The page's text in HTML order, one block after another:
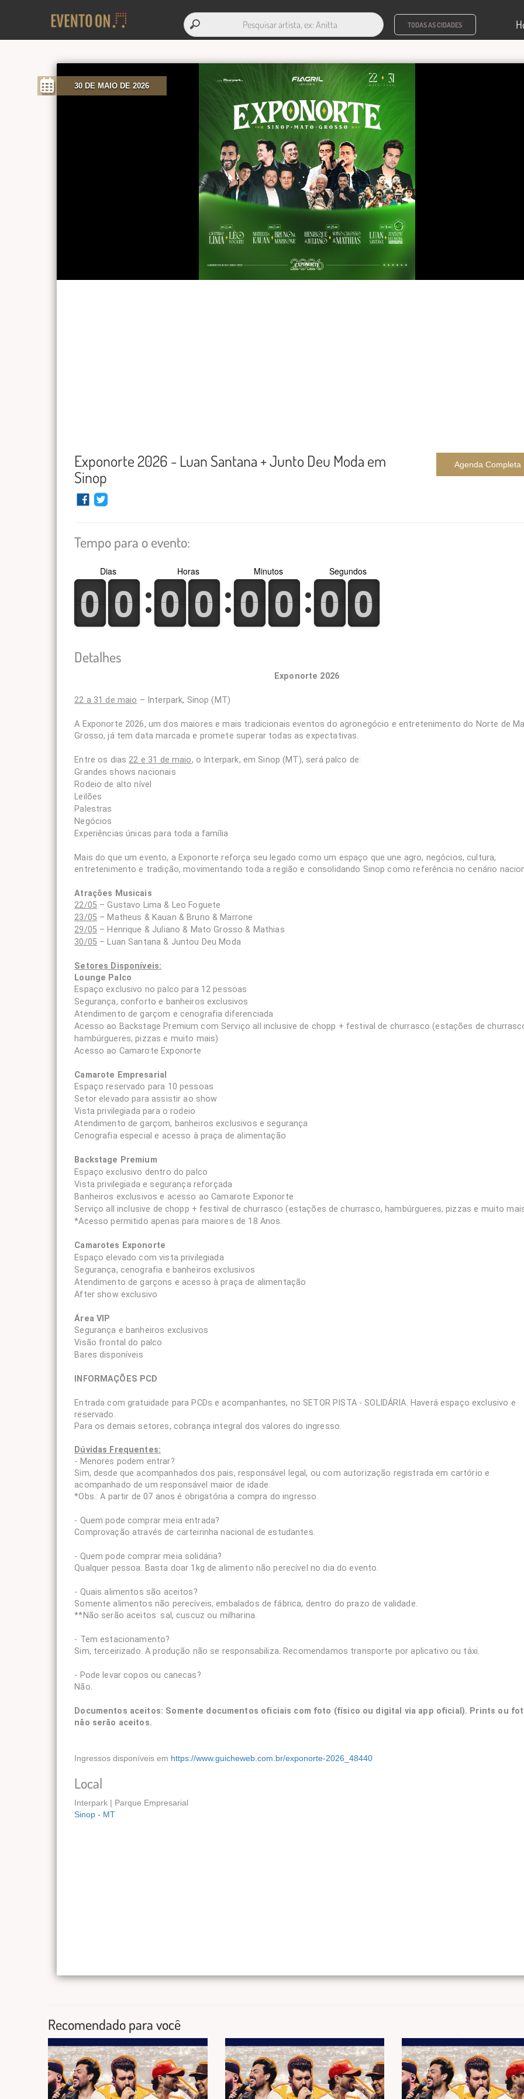
TODAS AS CIDADES
30 DE MAIO DE 2026
Exponorte 2026 - Luan Santana + Junto Deu Moda em
Sinop
Agenda Completa
Tempo para o evento:
0
0
1
1 0
0
1
1
Dias
0
0
1
1 0
0
1
1
Horas
0
0
1
1 0
0
1
1
Minutos
0
0
1
1 0
0
1
1
Segundos
Detalhes
Exponorte 2026
22 a 31 de maio – Interpark, Sinop (MT)
A Exponorte 2026, um dos maiores e mais tradicionais eventos do agronegócio e entretenimento do Norte de
Grosso, já tem data marcada e promete superar todas as expectativas.
Entre os dias22 e 31 de maio, o Interpark, em Sinop (MT), será palco de:
Grandes shows nacionais
Rodeio de alto nível
Leilões
Palestras
Negócios
Experiências únicas para toda a família
Mais do que um evento, a Exponorte reforça seu legado como um espaço que une agro, negócios, cultura,
entretenimento e tradição, movimentando toda a região e consolidando Sinop como referência no cenário
Atrações Musicais
22/05 – Gustavo Lima & Leo Foguete
23/05 – Matheus & Kauan & Bruno & Marrone
29/05 – Henrique & Juliano & Mato Grosso & Mathias
30/05 – Luan Santana & Juntou Deu Moda
Setores Disponíveis:
Lounge Palco
Espaço exclusivo no palco para 12 pessoas
Segurança, conforto e banheiros exclusivos
Atendimento de garçom e cenografia diferenciada
Acesso ao Backstage Premium com Serviço all inclusive de chopp + festival de churrasco (estações de
hambúrgueres, pizzas e muito mais)
Acesso ao Camarote Exponorte
Camarote Empresarial
Espaço reservado para 10 pessoas
Setor elevado para assistir ao show
Vista privilegiada para o rodeio
Atendimento de garçom, banheiros exclusivos e segurança
Cenografia especial e acesso à praça de alimentação
Backstage Premium
Espaço exclusivo dentro do palco
Vista privilegiada e segurança reforçada
Banheiros exclusivos e acesso ao Camarote Exponorte
Serviço all inclusive de chopp + festival de churrasco (estações de churrasco, hambúrgueres, pizzas e muito
*Acesso permitido apenas para maiores de 18 Anos.
Camarotes Exponorte
Espaço elevado com vista privilegiada
Segurança, cenografia e banheiros exclusivos
Atendimento de garçons e acesso à praça de alimentação
After show exclusivo
Área VIP
Segurança e banheiros exclusivos
Visão frontal do palco
Bares disponíveis
INFORMAÇÕES PCD
Entrada com gratuidade para PCDs e acompanhantes, no SETOR PISTA - SOLIDÁRIA. Haverá espaço exclusivo e
reservado.
Para os demais setores, cobrança integral dos valores do ingresso.
Dúvidas Frequentes:
- Menores podem entrar?
Sim, desde que acompanhados dos pais, responsável legal, ou com autorização registrada em cartório e
acompanhado de um responsável maior de idade.
*Obs.: A partir de 07 anos é obrigatória a compra do ingresso.
- Quem pode comprar meia entrada?
Comprovação através de carteirinha nacional de estudantes.
- Quem pode comprar meia solidária?
Qualquer pessoa. Basta doar 1kg de alimento não perecível no dia do evento.
- Quais alimentos são aceitos?
Somente alimentos não perecíveis, embalados de fábrica, dentro do prazo de validade.
**Não serão aceitos: sal, cuscuz ou milharina.
- Tem estacionamento?
Sim, terceirizado. A produção não se responsabiliza. Recomendamos transporte por aplicativo ou táxi.
- Pode levar copos ou canecas?
Não.
Documentos aceitos: Somente documentos oficiais com foto (físico ou digital via app oficial). Prints ou
não serão aceitos.
Ingressos disponíveis em https://www.guicheweb.com.br/exponorte-2026_48440
Local
Interpark | Parque Empresarial
Sinop - MT
Recomendado para você